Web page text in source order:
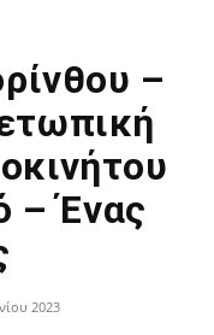
–
– Ένας
2023